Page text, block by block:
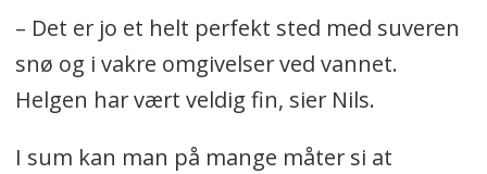
– Det er jo et helt perfekt sted med suveren
snø og i vakre omgivelser ved vannet.
Helgen har vært veldig fin, sier Nils.
I sum kan man på mange måter si at